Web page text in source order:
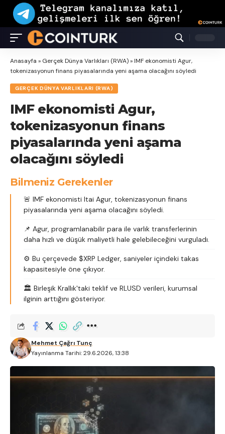
Anasayfa » Gerçek Dünya Varlıkları (RWA)»IMF ekonomisti Agur,
tokenizasyonun finans piyasalarında yeni aşama olacağını söyledi
GERÇEK DÜNYA VARLIKLARI (RWA)
IMF ekonomisti Agur,
tokenizasyonun finans
piyasalarında yeni aşama
olacağını söyledi
Bilmeniz Gerekenler
🚨 IMF ekonomisti Itai Agur, tokenizasyonun finans
piyasalarında yeni aşama olacağını söyledi.
📌 Agur, programlanabilir para ile varlık transferlerinin
daha hızlı ve düşük maliyetli hale gelebileceğini vurguladı.
⚙️ Bu çerçevede $XRP Ledger, saniyeler içindeki takas
kapasitesiyle öne çıkıyor.
🏛️ Birleşik Krallık'taki teklif ve RLUSD verileri, kurumsal
ilginin arttığını gösteriyor.
Yayınlanma Tarihi: 29.6.2026, 13:38
Mehmet Çağrı Tunç